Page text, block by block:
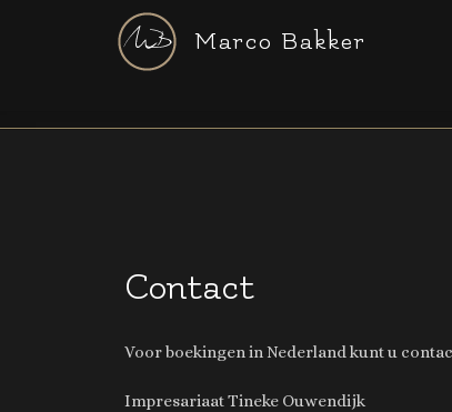
Marco Bakker
Contact
Voor boekingen in Nederland kunt u
Impresariaat Tineke Ouwendijk